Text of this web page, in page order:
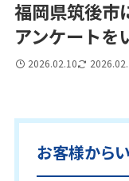
福岡県筑後市
アンケートを
2026.02.10
お客様から